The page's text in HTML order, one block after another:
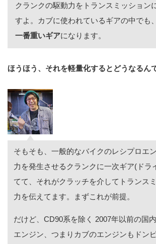
クランクの駆動力をトランスミッション
すよ。カブに使われているギアの中でも、
一番重いギアになります。
ほうほう、それを軽量化するとどうなるん
そもそも、一般的なバイクのレシプロエ
力を発生させるクランクに一次ギア(ドラ
てて、それがクラッチを介してトランス
力を伝えてます。まずこれが前提。
だけど、CD90系を除く 2007年以前の国
エンジン、つまりカブのエンジンもドン